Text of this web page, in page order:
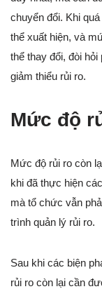
chuyển đổi. Khi
thể xuất hiện, và
thể thay đổi, đòi
giảm thiểu rủi ro.
Mức độ
Mức độ rủi ro còn
khi đã thực hiện
mà tổ chức vẫn
trình quản lý rủi ro.
Sau khi các biện
rủi ro còn lại cần